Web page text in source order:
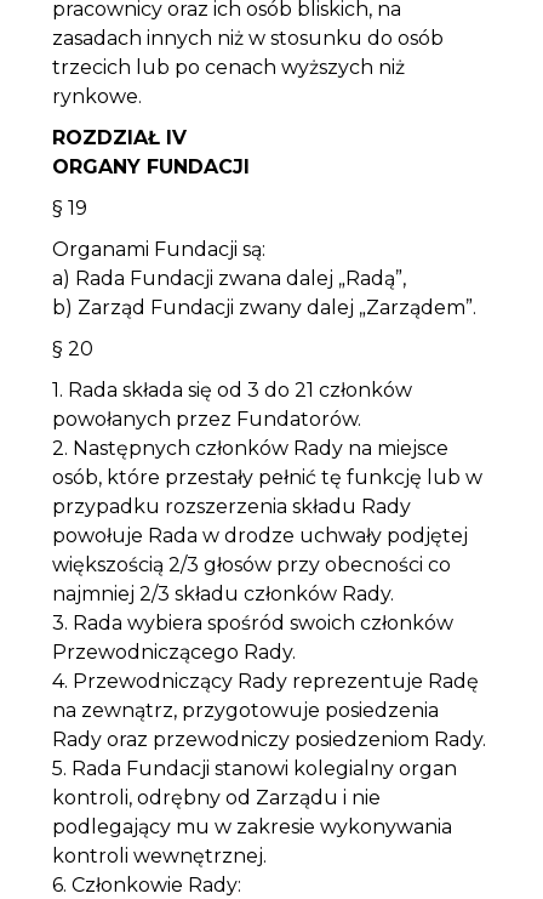
pracownicy oraz ich osób bliskich, na
zasadach innych niż w stosunku do osób
trzecich lub po cenach wyższych niż
rynkowe.
ROZDZIAŁ IV
ORGANY FUNDACJI
§ 19
Organami Fundacji są:
a) Rada Fundacji zwana dalej „Radą”,
b) Zarząd Fundacji zwany dalej „Zarządem”.
§ 20
1. Rada składa się od 3 do 21 członków
powołanych przez Fundatorów.
2. Następnych członków Rady na miejsce
osób, które przestały pełnić tę funkcję lub w
przypadku rozszerzenia składu Rady
powołuje Rada w drodze uchwały podjętej
większością 2/3 głosów przy obecności co
najmniej 2/3 składu członków Rady.
3. Rada wybiera spośród swoich członków
Przewodniczącego Rady.
4. Przewodniczący Rady reprezentuje Radę
na zewnątrz, przygotowuje posiedzenia
Rady oraz przewodniczy posiedzeniom Rady.
5. Rada Fundacji stanowi kolegialny organ
kontroli, odrębny od Zarządu i nie
podlegający mu w zakresie wykonywania
kontroli wewnętrznej.
6. Członkowie Rady: